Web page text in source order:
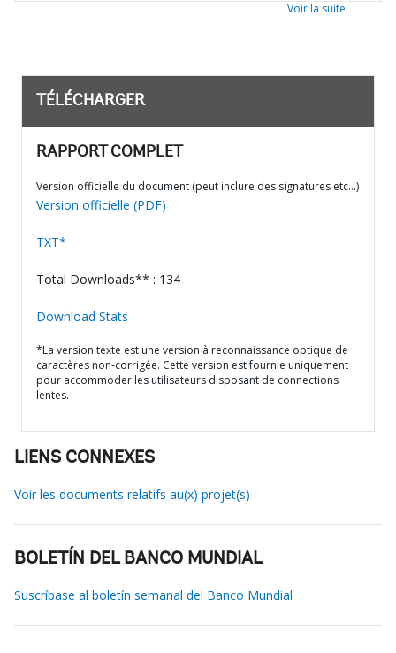
Voir la suite
TÉLÉCHARGER
RAPPORT COMPLET
Version officielle du document (peut inclure des signatures etc…)
Version officielle (PDF)
TXT*
Total Downloads** : 134
Download Stats
*La version texte est une version à reconnaissance optique de
caractères non-corrigée. Cette version est fournie uniquement
pour accommoder les utilisateurs disposant de connections
lentes.
LIENS CONNEXES
Voir les documents relatifs au(x) projet(s)
BOLETÍN DEL BANCO MUNDIAL
Suscríbase al boletín semanal del Banco Mundial